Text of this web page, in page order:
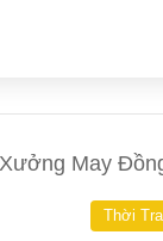
May
Thời